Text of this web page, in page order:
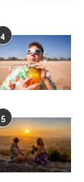
4
5